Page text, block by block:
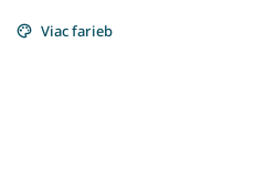
Viac farieb